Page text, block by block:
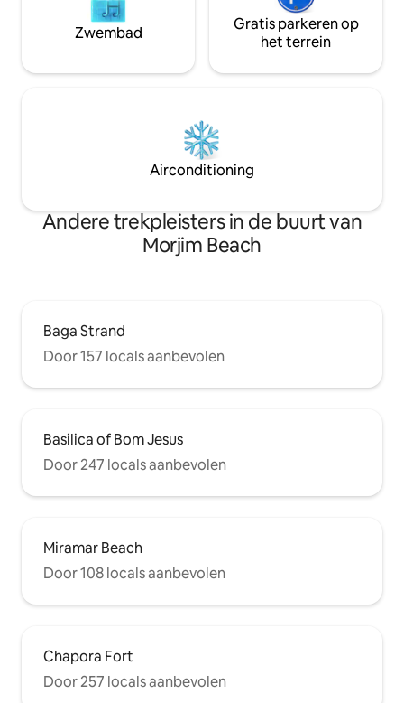
Zwembad
Gratis parkeren op
het terrein
Airconditioning
Andere trekpleisters in de buurt van
Morjim Beach
Baga Strand
Door 157 locals aanbevolen
Basilica of Bom Jesus
Door 247 locals aanbevolen
Miramar Beach
Door 108 locals aanbevolen
Chapora Fort
Door 257 locals aanbevolen